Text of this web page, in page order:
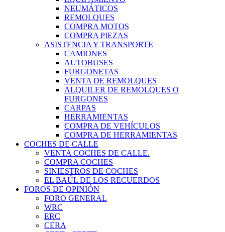
NEUMÁTICOS
REMOLQUES
COMPRA MOTOS
COMPRA PIEZAS
ASISTENCIA Y TRANSPORTE
CAMIONES
AUTOBUSES
FURGONETAS
VENTA DE REMOLQUES
ALQUILER DE REMOLQUES O
FURGONES
CARPAS
HERRAMIENTAS
COMPRA DE VEHÍCULOS
COMPRA DE HERRAMIENTAS
COCHES DE CALLE
VENTA COCHES DE CALLE.
COMPRA COCHES
SINIESTROS DE COCHES
EL BAÚL DE LOS RECUERDOS
FOROS DE OPINIÓN
FORO GENERAL
WRC
ERC
CERA